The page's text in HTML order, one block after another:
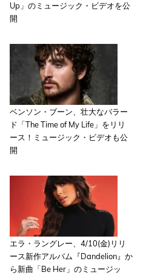
Up」のミュージック・ビデオを公
開
ベンソン・ブーン、壮大なバラー
ド「The Time of My Life」をリリ
ース！ミュージック・ビデオも公
開
エラ・ラングレー、4/10(金)リリ
ース新作アルバム『Dandelion』か
ら新曲「Be Her」のミュージッ